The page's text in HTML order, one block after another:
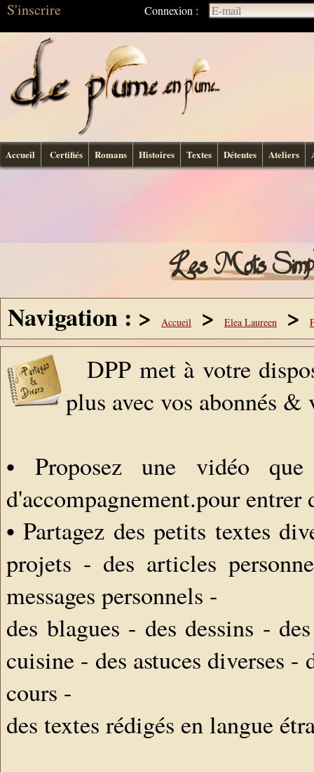
S'inscrire Connexion :
Accueil Certifiés Romans Histoires Textes Détentes Ateliers
Les Mots
Navigation : > Accueil > Elea Laureen >
DPP met à votre
plus avec vos abonnés
• Proposez une vidéo
d'accompagnement.pour
• Partagez des petits textes
projets - des articles
messages personnels -
des blagues - des dessins -
cuisine - des astuces diverses -
cours -
des textes rédigés en langue